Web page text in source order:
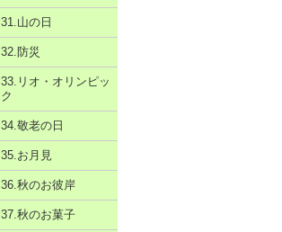
31.山の日
32.防災
33.リオ・オリンピッ
ク
34.敬老の日
35.お月見
36.秋のお彼岸
37.秋のお菓子